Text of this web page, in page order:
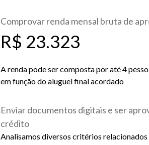
Comprovar renda mensal bruta de
R$ 23.323
A renda pode ser composta por até 4
em função do aluguel final acordado
Enviar documentos digitais e ser
crédito
Analisamos diversos critérios